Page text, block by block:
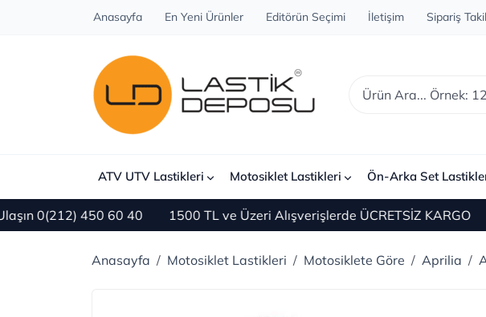
Anasayfa En Yeni Ürünler Editörün Seçimi İletişim Sipariş
ATV UTV Lastikleri Motosiklet Lastikleri Ön-Arka Set
450 60 40 1500 TL ve Üzeri Alışverişlerde ÜCRETSİZ KARGO
Anasayfa Motosiklet Lastikleri Motosiklete Göre Aprilia